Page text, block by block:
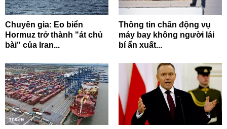
Chuyên gia: Eo biển
Hormuz trở thành "át chủ
bài" của Iran...
Thông tin chấn động vụ
máy bay không người lái
bí ẩn xuất...